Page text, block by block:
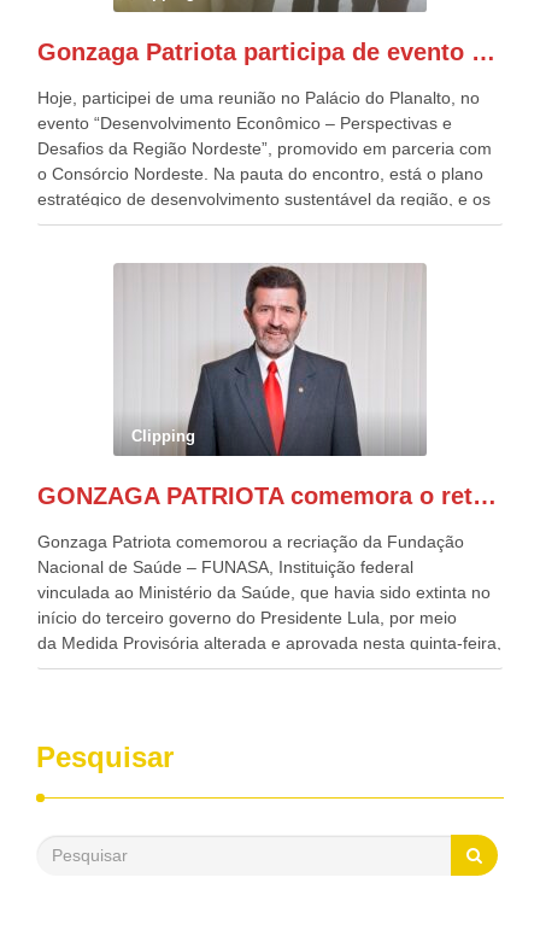
Independentes, dobrou na Esplanada. Eu, Lula e os
Patriota.
Gonzaga Patriota participa de evento em prol do desenvolvimento do Nordeste
Hoje, participei de uma reunião no Palácio do Planalto, no
evento “Desenvolvimento Econômico – Perspectivas e
Desafios da Região Nordeste”, promovido em parceria com
o Consórcio Nordeste. Na pauta do encontro, está o plano
estratégico de desenvolvimento sustentável da região, e os
desafios para a elaboração de políticas públicas, que
evento contou com a presença do Vice-presidente Geraldo
Alckmin, que também ocupa o Ministério do
Desenvolvimento, Indústria, Comércio e Serviços, o ex
governador de Pernambuco, agora Presidente do Banco do
Nordeste, Paulo Câmara, o ex Deputado Federal, e
atualmente Superintendente da SUDENE, Danilo Cabral, da
Governadora de Pernambuco, Raquel Lyra, os ministros da
Casa Civil, Rui Costa, e da Integração e do Desenvolvimento
de todo Nordeste que também ajudam a fomentar o
Clipping
GONZAGA PATRIOTA comemora o retorno da FUNASA
Gonzaga Patriota comemorou a recriação da Fundação
Nacional de Saúde – FUNASA, Instituição federal
vinculada ao Ministério da Saúde, que havia sido extinta no
início do terceiro governo do Presidente Lula, por meio
da Medida Provisória alterada e aprovada nesta quinta-feira,
pelo Congresso Nacional. Gonzaga Patriota disse hoje em
desenvolvimento dos seus municípios e, somente o ano
passado, essa Fundação distribuiu mais de três bilhões de
reais, com suas maravilhosas ações, dentre alas, mais de
saneamento básico, em pequenas comunidades rurais.
Patriota disse ainda que, mesmo sem mandato,
Pesquisar